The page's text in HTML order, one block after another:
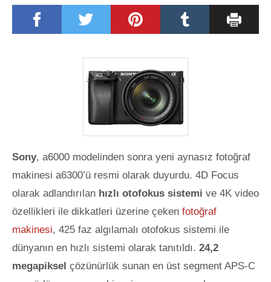
Sony, a6000 modelinden sonra yeni aynasız fotoğraf
makinesi a6300’ü resmi olarak duyurdu. 4D Focus
olarak adlandırılan hızlı otofokus sistemi ve 4K video
özellikleri ile dikkatleri üzerine çeken fotoğraf
makinesi, 425 faz algılamalı otofokus sistemi ile
dünyanın en hızlı sistemi olarak tanıtıldı. 24,2
megapiksel çözünürlük sunan en üst segment APS-C